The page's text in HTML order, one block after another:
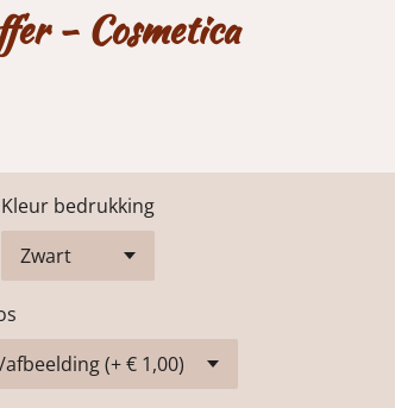
- Cosmetica
Kleur bedrukking